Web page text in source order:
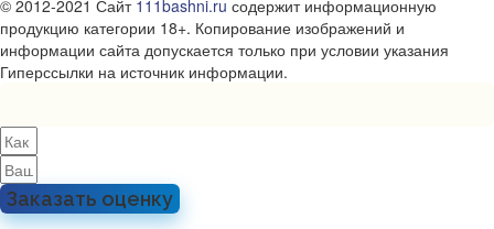
© 2012-2021 Сайт 111bashni.ru содержит информационную
продукцию категории 18+. Копирование изображений и
информации сайта допускается только при условии указания
Гиперссылки на источник информации.
Заказать оценку